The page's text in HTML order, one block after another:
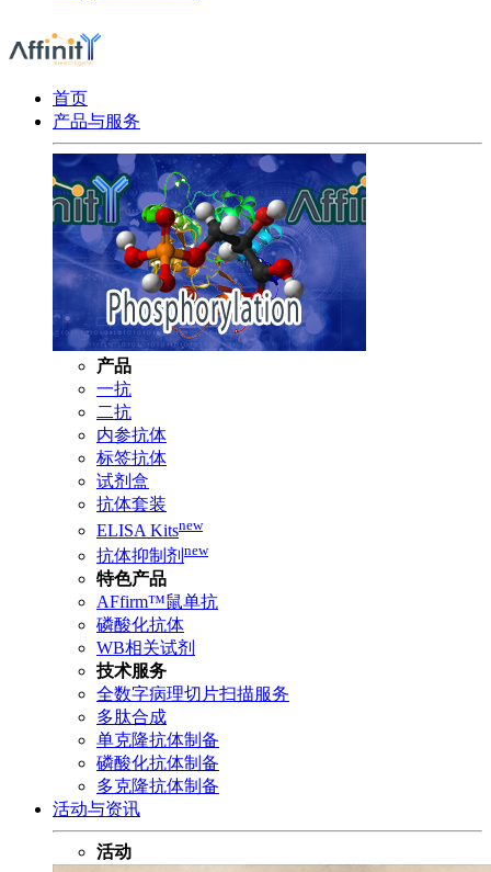
首页
产品与服务
产品
一抗
二抗
内参抗体
标签抗体
试剂盒
抗体套装
ELISA Kitsnew
抗体抑制剂 new
特色产品
AFfirm™鼠单抗
磷酸化抗体
WB相关试剂
技术服务
全数字病理切片扫描服务
多肽合成
单克隆抗体制备
磷酸化抗体制备
多克隆抗体制备
活动与资讯
活动